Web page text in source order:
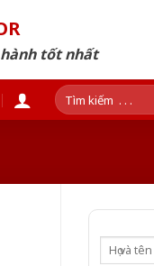
tốt nhất
Tìm
kiếm: